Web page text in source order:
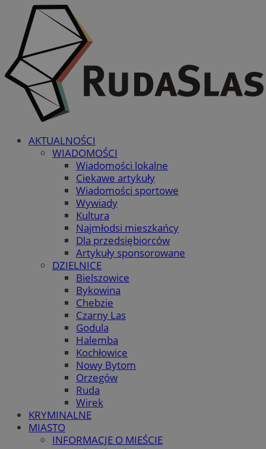
AKTUALNOŚCI
WIADOMOŚCI
Wiadomości lokalne
Ciekawe artykuły
Wiadomości sportowe
Wywiady
Kultura
Najmłodsi mieszkańcy
Dla przedsiębiorców
Artykuły sponsorowane
DZIELNICE
Bielszowice
Bykowina
Chebzie
Czarny Las
Godula
Halemba
Kochłowice
Nowy Bytom
Orzegów
Ruda
Wirek
KRYMINALNE
MIASTO
INFORMACJE O MIEŚCIE